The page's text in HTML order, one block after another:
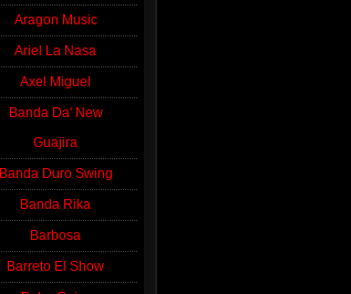
Aragon Music
Ariel La Nasa
Axel Miguel
Banda Da' New
Guajira
Banda Duro Swing
Banda Rika
Barbosa
Barreto El Show